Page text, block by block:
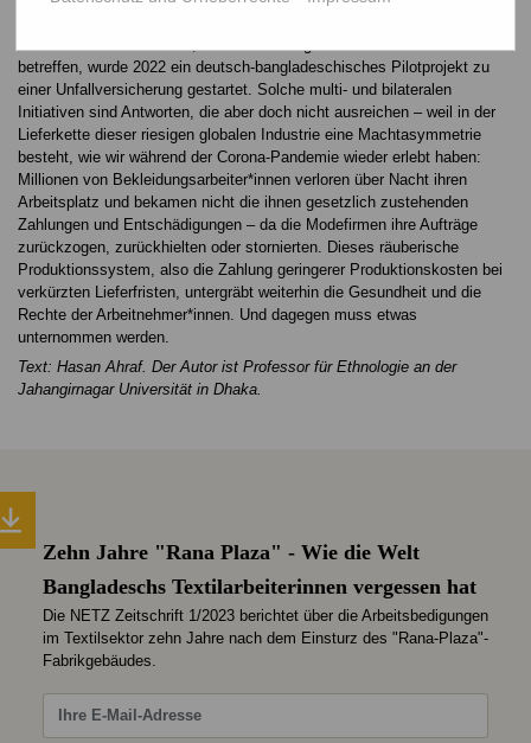
betreffen, wurde 2022 ein deutsch-bangladeschisches Pilotprojekt zu
einer Unfallversicherung gestartet. Solche multi- und bilateralen
Initiativen sind Antworten, die aber doch nicht ausreichen – weil in der
Lieferkette dieser riesigen globalen Industrie eine Machtasymmetrie
besteht, wie wir während der Corona-Pandemie wieder erlebt haben:
Millionen von Bekleidungsarbeiter*innen verloren über Nacht ihren
Arbeitsplatz und bekamen nicht die ihnen gesetzlich zustehenden
Zahlungen und Entschädigungen – da die Modefirmen ihre Aufträge
zurückzogen, zurückhielten oder stornierten. Dieses räuberische
Produktionssystem, also die Zahlung geringerer Produktionskosten bei
verkürzten Lieferfristen, untergräbt weiterhin die Gesundheit und die
Rechte der Arbeitnehmer*innen. Und dagegen muss etwas
unternommen werden.
Text: Hasan Ahraf. Der Autor ist Professor für Ethnologie an der
Jahangirnagar Universität in Dhaka.
Zehn Jahre "Rana Plaza" - Wie die Welt
Bangladeschs Textilarbeiterinnen vergessen hat
Die NETZ Zeitschrift 1/2023 berichtet über die Arbeitsbedigungen
im Textilsektor zehn Jahre nach dem Einsturz des "Rana-Plaza"-
Fabrikgebäudes.